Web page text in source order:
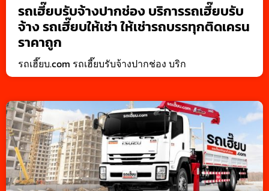
รถเฮี๊ยบรับจ้างปากช่อง บริการรถเฮี๊ยบรับ
จ้าง รถเฮี๊ยบให้เช่า ให้เช่ารถบรรทุกติดเครน
ราคาถูก
รถเฮี๊ยบ.com รถเฮี๊ยบรับจ้างปากช่อง บริก